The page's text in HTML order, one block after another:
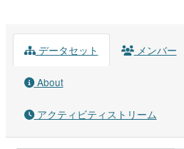
データセット メンバー
About
アクティビティストリーム